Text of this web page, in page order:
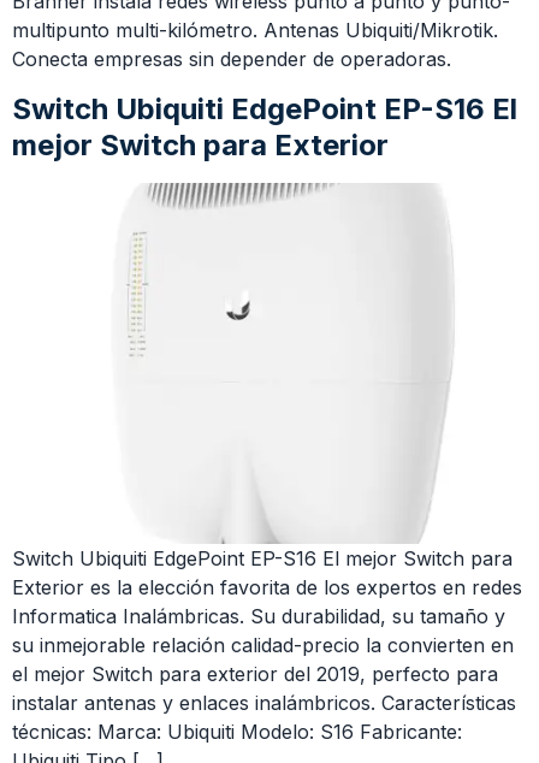
multipunto multi-kilómetro. Antenas Ubiquiti/Mikrotik.
Conecta empresas sin depender de operadoras.
Switch Ubiquiti EdgePoint EP-S16 El
mejor Switch para Exterior
Switch Ubiquiti EdgePoint EP-S16 El mejor Switch para
Exterior es la elección favorita de los expertos en redes
Informatica Inalámbricas. Su durabilidad, su tamaño y
su inmejorable relación calidad-precio la convierten en
el mejor Switch para exterior del 2019, perfecto para
instalar antenas y enlaces inalámbricos. Características
técnicas: Marca: Ubiquiti Modelo: S16 Fabricante: